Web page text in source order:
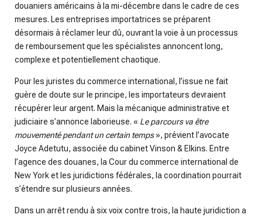
douaniers américains à la mi-décembre dans le cadre de ces
mesures. Les entreprises importatrices se préparent
désormais à réclamer leur dû, ouvrant la voie à un processus
de remboursement que les spécialistes annoncent long,
complexe et potentiellement chaotique.
Pour les juristes du commerce international, l’issue ne fait
guère de doute sur le principe, les importateurs devraient
récupérer leur argent. Mais la mécanique administrative et
judiciaire s’annonce laborieuse. « Le parcours va être
mouvementé pendant un certain temps», prévient l’avocate
Joyce Adetutu, associée du cabinet Vinson & Elkins. Entre
l’agence des douanes, la Cour du commerce international de
New York et les juridictions fédérales, la coordination pourrait
s’étendre sur plusieurs années.
Dans un arrêt rendu à six voix contre trois, la haute juridiction a